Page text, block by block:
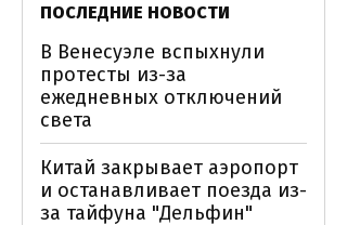
ПОСЛЕДНИЕ НОВОСТИ
В Венесуэле вспыхнули
протесты из-за
ежедневных отключений
света
Китай закрывает аэропорт
и останавливает поезда из-
за тайфуна "Дельфин"